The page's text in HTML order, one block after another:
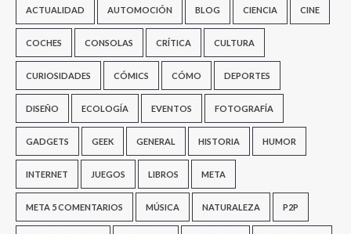
ACTUALIDAD AUTOMOCIÓN BLOG CIENCIA CINE
COCHES CONSOLAS CRÍTICA CULTURA
CURIOSIDADES CÓMICS CÓMO DEPORTES
DISEÑO ECOLOGÍA EVENTOS FOTOGRAFÍA
GADGETS GEEK GENERAL HISTORIA HUMOR
INTERNET JUEGOS LIBROS META
META 5 COMENTARIOS MÚSICA NATURALEZA P2P